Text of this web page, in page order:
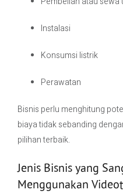
Instalasi
Konsumsi listrik
Perawatan
Bisnis perlu menghitung
biaya tidak sebanding
pilihan terbaik.
Jenis Bisnis yang
Menggunakan